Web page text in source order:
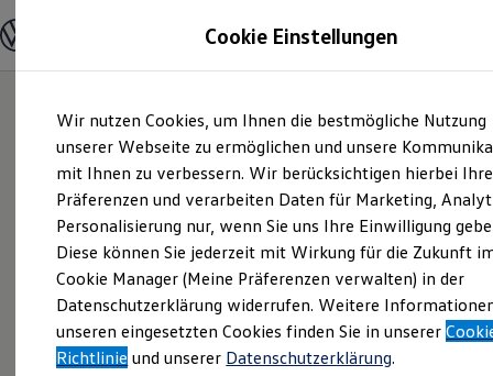
Hauptinhalt
springen
Footer
springen
Modelle und Konfigurator
Modelle vergleichen
Elektroautos
ENERGY Sondermodelle
Nutzfahrzeuge
SUV und CUV
Familienautos
Kombis
Kompaktwagen
Sportwagen
Schnell verfügbare Fahrzeuge
Angebote und Produkte
Aktuelle Angebote
E-Auto-Förderung
Volkswagen Marktplatz
Cookie Einstellungen
Wir nutzen Cookies, um Ihnen die bestmögliche Nutzung
unserer Webseite zu ermöglichen und unsere
mit Ihnen zu verbessern. Wir berücksichtigen hierbei Ihre
Präferenzen und verarbeiten Daten für Marketing,
Personalisierung nur, wenn Sie uns Ihre Einwilligung
Diese können Sie jederzeit mit Wirkung für die Zukunft
Cookie Manager (Meine Präferenzen verwalten) in der
Datenschutzerklärung widerrufen. Weitere
unseren eingesetzten Cookies finden Sie in unserer
Richtlinie und unserer Datenschutzerklärung.